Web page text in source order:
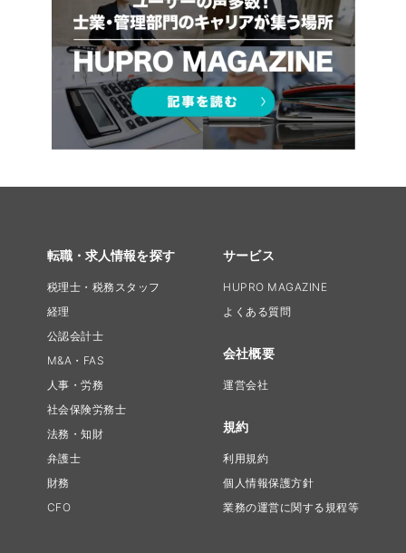
転職・求人情報を探す
税理士・税務スタッフ
経理
公認会計士
M&A・FAS
人事・労務
社会保険労務士
法務・知財
弁護士
財務
CFO
サービス
HUPRO MAGAZINE
よくある質問
会社概要
運営会社
規約
利用規約
個人情報保護方針
業務の運営に関する規程等